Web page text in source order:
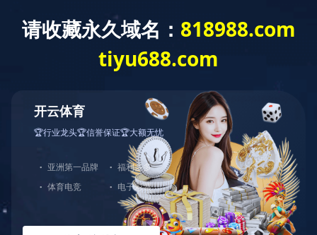
米兰体育